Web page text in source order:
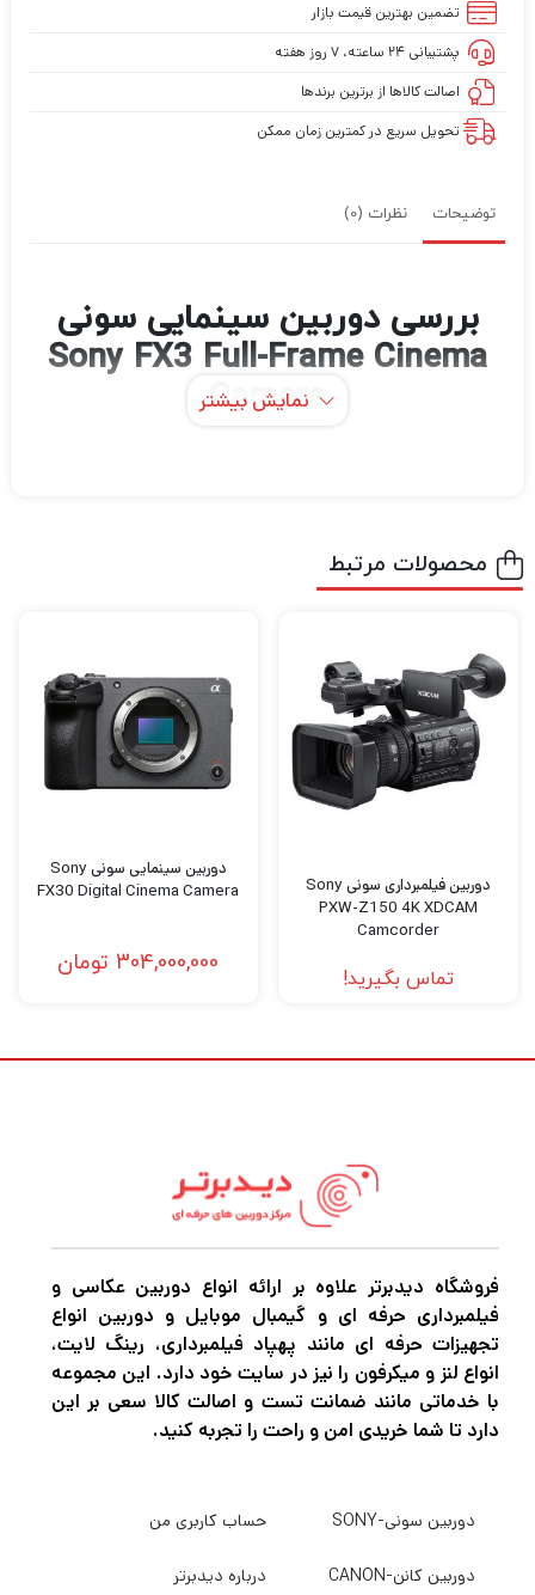
تضمین بهترین قیمت بازار
پشتیبانی ۲۴ ساعته، ۷ روز هفته
اصالت کالاها از برترین برندها
تحویل سریع در کمترین زمان ممکن
توضیحات نظرات (0)
بررسی دوربین سینمایی سونی
Sony FX3 Full-Frame Cinema
Camera
نمایش بیشتر
محصولات مرتبط
دوربین فیلمبرداری سونی Sony
PXW-Z150 4K XDCAM
Camcorder
تماس بگیرید!
دوربین سینمایی سونی Sony
FX30 Digital Cinema Camera
304,000,000 تومان
فروشگاه دیدبرتر علاوه بر ارائه انواع دوربین عکاسی و
فیلمبرداری حرفه ای و گیمبال موبایل و دوربین انواع
تجهیزات حرفه ای مانند پهپاد فیلمبرداری، رینگ لایت،
انواع لنز و میکرفون را نیز در سایت خود دارد. این مجموعه
با خدماتی مانند ضمانت تست و اصالت کالا سعی بر این
دارد تا شما خریدی امن و راحت را تجربه کنید.
دوربین سونی-SONY
دوربین کانن-CANON
حساب کاربری من
درباره دیدبرتر